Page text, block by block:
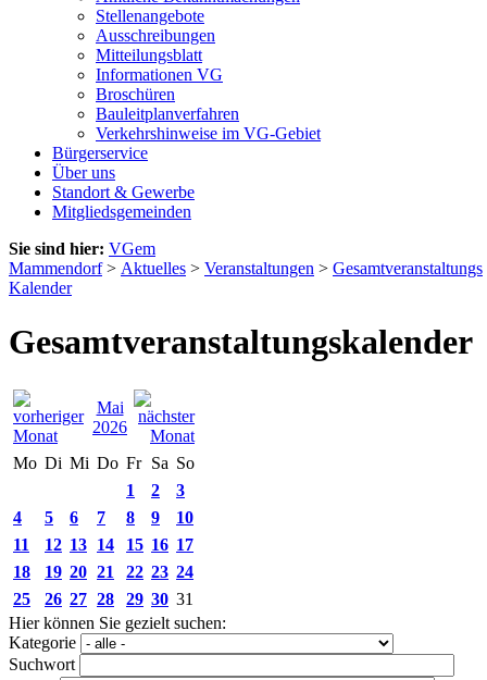
Stellenangebote
Ausschreibungen
Mitteilungsblatt
Informationen VG
Broschüren
Bauleitplanverfahren
Verkehrshinweise im VG-Gebiet
Bürgerservice
Über uns
Standort & Gewerbe
Mitgliedsgemeinden
Sie sind hier: VGem
Mammendorf> Aktuelles > Veranstaltungen > Gesamtveranstaltungs
Kalender
Gesamtveranstaltungskalender
Mai
2026
Mo Di Mi Do Fr Sa So
1
2
3
4
5 6 7 8 9
10
11
12 13 14 15 16 17
18
19 20 21 22 23 24
25
26 27 28 29 30 31
Hier können Sie gezielt suchen:
Kategorie
Suchwort